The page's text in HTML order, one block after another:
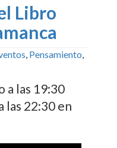
Libro
, Pensamiento,
a las 19:30
las 22:30 en